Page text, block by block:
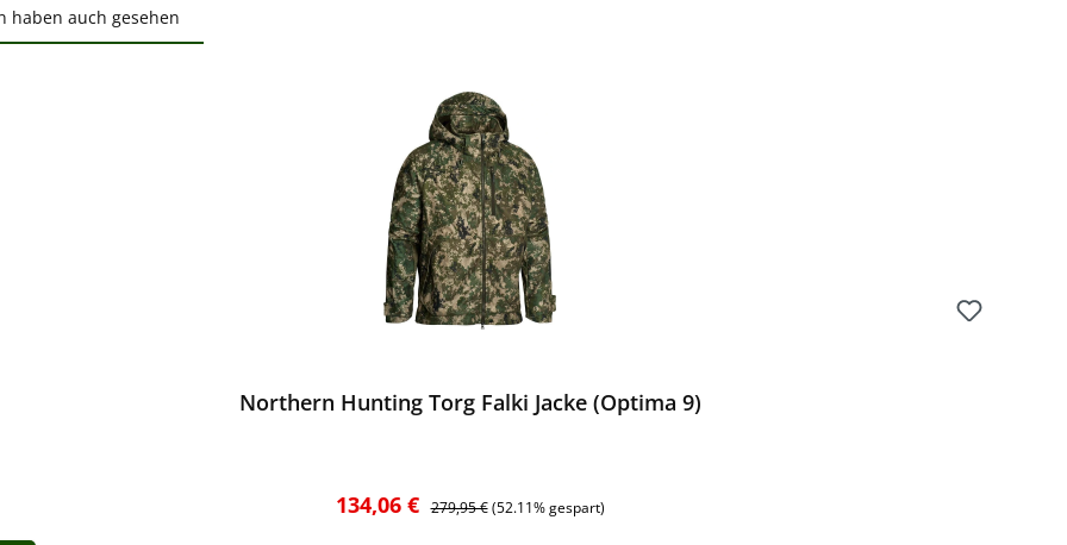
haben auch gesehen
Northern Hunting Torg Falki Jacke (Optima 9)
Verkaufspreis:
134,06 € Regulärer Preis:
279,95 € (52.11% gespart)